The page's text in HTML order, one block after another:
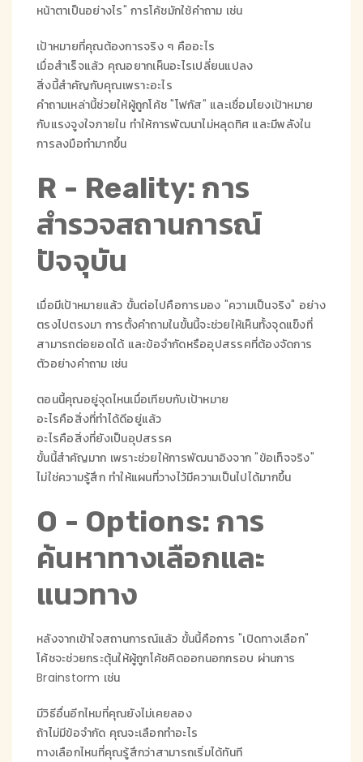
หน้าตาเป็นอย่างไร" การโค้ชมักใช้คำถาม เช่น
เป้าหมายที่คุณต้องการจริง ๆ คืออะไร
เมื่อสำเร็จแล้ว คุณอยากเห็นอะไรเปลี่ยนแปลง
สิ่งนี้สำคัญกับคุณเพราะอะไร
คำถามเหล่านี้ช่วยให้ผู้ถูกโค้ช "โฟกัส" และเชื่อมโยงเป้าหมาย
กับแรงจูงใจภายใน ทำให้การพัฒนาไม่หลุดทิศ และมีพลังใน
การลงมือทำมากขึ้น
R - Reality: การ
สำรวจสถานการณ์
ปัจจุบัน
เมื่อมีเป้าหมายแล้ว ขั้นต่อไปคือการมอง "ความเป็นจริง" อย่าง
ตรงไปตรงมา การตั้งคำถามในขั้นนี้จะช่วยให้เห็นทั้งจุดแข็งที่
สามารถต่อยอดได้ และข้อจำกัดหรืออุปสรรคที่ต้องจัดการ
ตัวอย่างคำถาม เช่น
ตอนนี้คุณอยู่จุดไหนเมื่อเทียบกับเป้าหมาย
อะไรคือสิ่งที่ทำได้ดีอยู่แล้ว
อะไรคือสิ่งที่ยังเป็นอุปสรรค
ขั้นนี้สำคัญมาก เพราะช่วยให้การพัฒนาอิงจาก "ข้อเท็จจริง"
ไม่ใช่ความรู้สึก ทำให้แผนที่วางไว้มีความเป็นไปได้มากขึ้น
O - Options: การ
ค้นหาทางเลือกและ
แนวทาง
หลังจากเข้าใจสถานการณ์แล้ว ขั้นนี้คือการ "เปิดทางเลือก"
โค้ชจะช่วยกระตุ้นให้ผู้ถูกโค้ชคิดออกนอกกรอบ ผ่านการ
Brainstorm เช่น
มีวิธีอื่นอีกไหมที่คุณยังไม่เคยลอง
ถ้าไม่มีข้อจำกัด คุณจะเลือกทำอะไร
ทางเลือกไหนที่คุณรู้สึกว่าสามารถเริ่มได้ทันที